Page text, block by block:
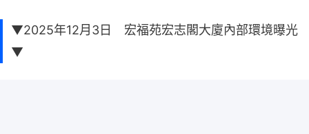
▼2025年12月3日 宏福苑宏志閣大廈內部環境曝光
▼